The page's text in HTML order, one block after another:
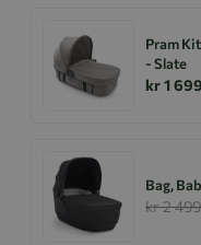
Pram
- Slate
kr 1
Bag,
kr 2